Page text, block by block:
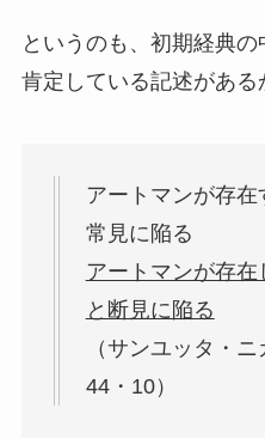
というのも、初期経典
肯定している記述がある
アートマンが存在
常見に陥る
アートマンが存
と断見に陥る
（サンユッタ・
44・10）